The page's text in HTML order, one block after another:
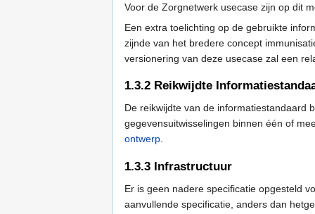
Voor de Zorgnetwerk usecase zijn op dit
Een extra toelichting op de gebruikte
zijnde van het bredere concept
versionering van deze usecase zal een
1.3.2 Reikwijdte
De reikwijdte van de informatiestandaard
gegevensuitwisselingen binnen één of
ontwerp
1.3.3 Infrastructuur
Er is geen nadere specificatie opgesteld
aanvullende specificatie, anders dan